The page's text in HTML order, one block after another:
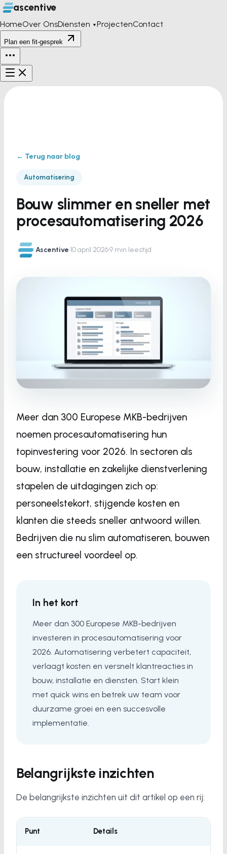
ascentive
HomeOver OnsDiensten ▼ProjectenContact
Plan een fit-gesprek
← Terug naar blog
Automatisering
Bouw slimmer en sneller met
procesautomatisering 2026
Ascentive·10 april 2026·9 min leestijd
Meer dan 300 Europese MKB-bedrijven
noemen procesautomatisering hun
topinvestering voor 2026. In sectoren als
bouw, installatie en zakelijke dienstverlening
stapelen de uitdagingen zich op:
personeelstekort, stijgende kosten en
klanten die steeds sneller antwoord willen.
Bedrijven die nu slim automatiseren, bouwen
een structureel voordeel op.
In het kort
Meer dan 300 Europese MKB-bedrijven
investeren in procesautomatisering voor
2026. Automatisering verbetert capaciteit,
verlaagt kosten en versnelt klantreacties in
bouw, installatie en diensten. Start klein
met quick wins en betrek uw team voor
duurzame groei en een succesvolle
implementatie.
Belangrijkste inzichten
De belangrijkste inzichten uit dit artikel op een rij:
Punt Details